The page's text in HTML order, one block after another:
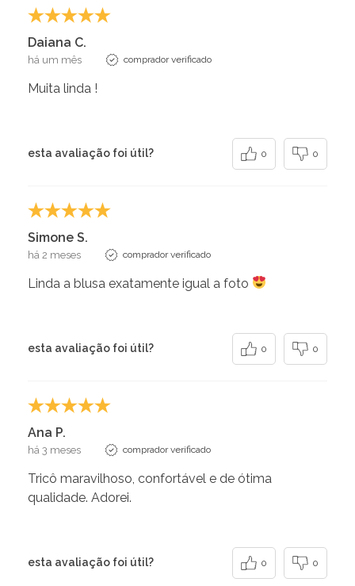
Daiana C.
há um mês comprador verificado
Muita linda !
esta avaliação foi útil? 0 0
Simone S.
há 2 meses comprador verificado
Linda a blusa exatamente igual a foto
esta avaliação foi útil? 0 0
Ana P.
há 3 meses comprador verificado
Tricô maravilhoso, confortável e de ótima
qualidade. Adorei.
esta avaliação foi útil? 0 0